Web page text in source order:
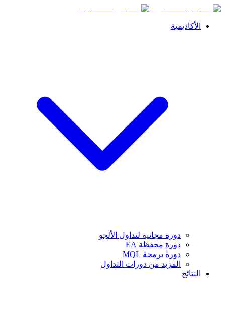
الأكاديمية
دورة مجانية لتداول الألجو
دورة محفظة EA
دورة برمجة MQL
المزيد من دورات التداول
النتائج